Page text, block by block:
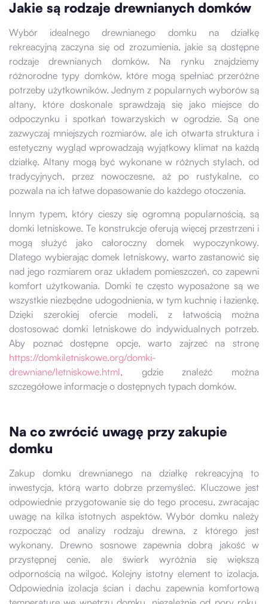
Jakie są rodzaje drewnianych domków
Wybór idealnego drewnianego domku na działkę
rekreacyjną zaczyna się od zrozumienia, jakie są dostępne
rodzaje drewnianych domków. Na rynku znajdziemy
różnorodne typy domków, które mogą spełniać przeróżne
potrzeby użytkowników. Jednym z popularnych wyborów są
altany, które doskonale sprawdzają się jako miejsce do
odpoczynku i spotkań towarzyskich w ogrodzie. Są one
zazwyczaj mniejszych rozmiarów, ale ich otwarta struktura i
estetyczny wygląd wprowadzają wyjątkowy klimat na każdą
działkę. Altany mogą być wykonane w różnych stylach, od
tradycyjnych, przez nowoczesne, aż po rustykalne, co
pozwala na ich łatwe dopasowanie do każdego otoczenia.
Innym typem, który cieszy się ogromną popularnością, są
domki letniskowe. Te konstrukcje oferują więcej przestrzeni i
mogą służyć jako całoroczny domek wypoczynkowy.
Dlatego wybierając domek letniskowy, warto zastanowić się
nad jego rozmiarem oraz układem pomieszczeń, co zapewni
komfort użytkowania. Domki te często wyposażone są we
wszystkie niezbędne udogodnienia, w tym kuchnię i łazienkę.
Dzięki szerokiej ofercie modeli, z łatwością można
dostosować domki letniskowe do indywidualnych potrzeb.
Aby poznać dostępne opcje, warto zajrzeć na stronę
https://domkiletniskowe.org/domki-
drewniane/letniskowe.html, gdzie znaleźć można
szczegółowe informacje o dostępnych typach domków.
Na co zwrócić uwagę przy zakupie
domku
Zakup domku drewnianego na działkę rekreacyjną to
inwestycja, którą warto dobrze przemyśleć. Kluczowe jest
odpowiednie przygotowanie się do tego procesu, zwracając
uwagę na kilka istotnych aspektów. Wybór domku należy
rozpocząć od analizy rodzaju drewna, z którego jest
wykonany. Drewno sosnowe zapewnia dobrą jakość w
przystępnej cenie, ale świerk wyróżnia się większą
odpornością na wilgoć. Kolejny istotny element to izolacja.
Odpowiednia izolacja ścian i dachu zapewnia komfortową